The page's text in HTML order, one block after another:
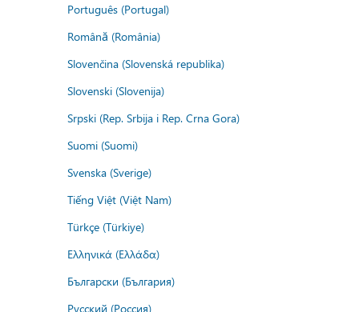
Português (Portugal)
Română (România)
Slovenčina (Slovenská republika)
Slovenski (Slovenija)
Srpski (Rep. Srbija i Rep. Crna Gora)
Suomi (Suomi)
Svenska (Sverige)
Tiếng Việt (Việt Nam)
Türkçe (Türkiye)
Ελληνικά (Ελλάδα)
Български (България)
Русский (Россия)